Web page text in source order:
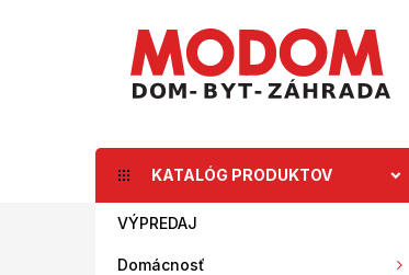
KATALÓG PRODUKTOV
VÝPREDAJ
Domácnosť